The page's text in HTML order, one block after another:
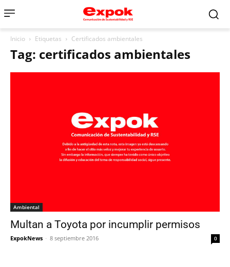
Inicio Etiquetas Certificados ambientales
Tag: certificados ambientales
Ambiental
Multan a Toyota por incumplir permisos
ExpokNews - 8 septiembre 2016 0